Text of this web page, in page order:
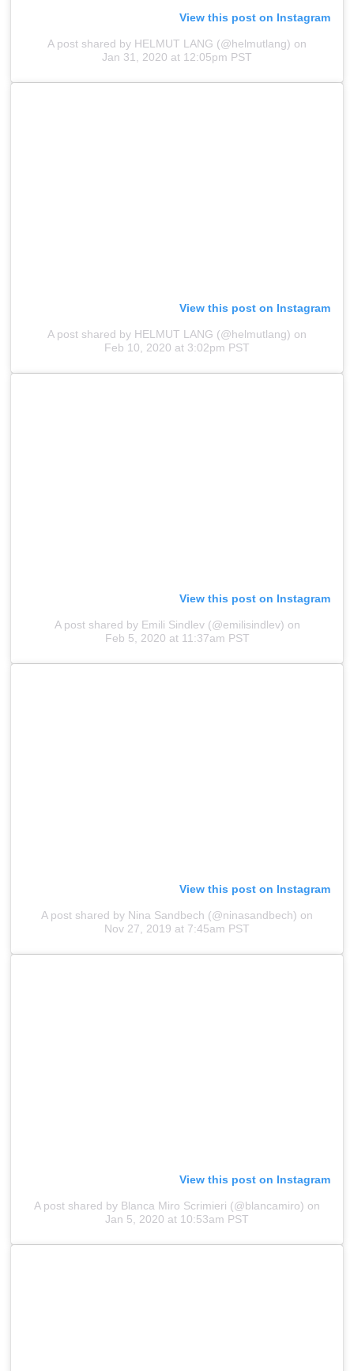
View this post on Instagram
A post shared by HELMUT LANG (@helmutlang) on
Jan 31, 2020 at 12:05pm PST
View this post on Instagram
A post shared by HELMUT LANG (@helmutlang) on
Feb 10, 2020 at 3:02pm PST
View this post on Instagram
A post shared by Emili Sindlev (@emilisindlev) on
Feb 5, 2020 at 11:37am PST
View this post on Instagram
A post shared by Nina Sandbech (@ninasandbech) on
Nov 27, 2019 at 7:45am PST
View this post on Instagram
A post shared by Blanca Miro Scrimieri (@blancamiro) on
Jan 5, 2020 at 10:53am PST